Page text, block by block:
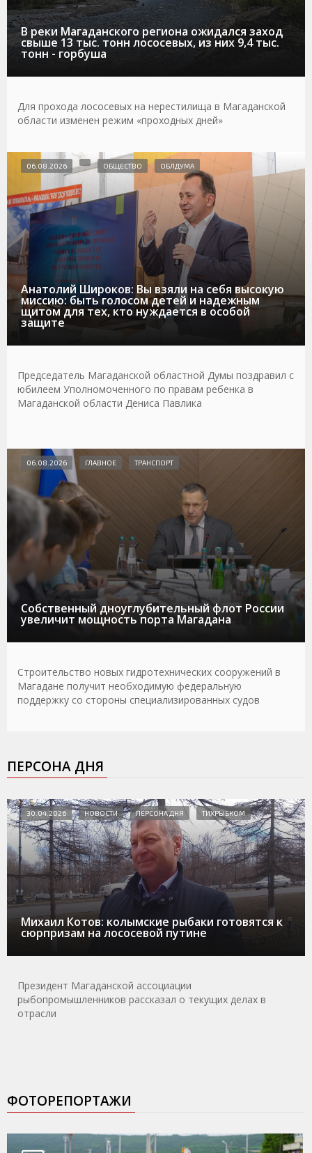
В реки Магаданского региона ожидался заход
свыше 13 тыс. тонн лососевых, из них 9,4 тыс.
тонн - горбуша
Для прохода лососевых на нерестилища в Магаданской
области изменен режим «проходных дней»
Анатолий Широков: Вы взяли на себя высокую
миссию: быть голосом детей и надежным
щитом для тех, кто нуждается в особой
защите
06.08.2026 ОБЩЕСТВО ОБЛДУМА
Председатель Магаданской областной Думы поздравил с
юбилеем Уполномоченного по правам ребенка в
Магаданской области Дениса Павлика
Собственный дноуглубительный флот России
увеличит мощность порта Магадана
06.08.2026 ГЛАВНОЕ ТРАНСПОРТ
Строительство новых гидротехнических сооружений в
Магадане получит необходимую федеральную
поддержку со стороны специализированных судов
ПЕРСОНА ДНЯ
Михаил Котов: колымские рыбаки готовятся к
сюрпризам на лососевой путине
30.04.2026 НОВОСТИ ПЕРСОНА ДНЯ ТИХРЫБКОМ
Президент Магаданской ассоциации
рыбопромышленников рассказал о текущих делах в
отрасли
ФОТОРЕПОРТАЖИ